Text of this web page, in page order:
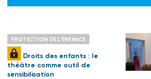
PROTECTION DE L'ENFANCE
Droits des enfants : le
théâtre comme outil de
sensibilisation